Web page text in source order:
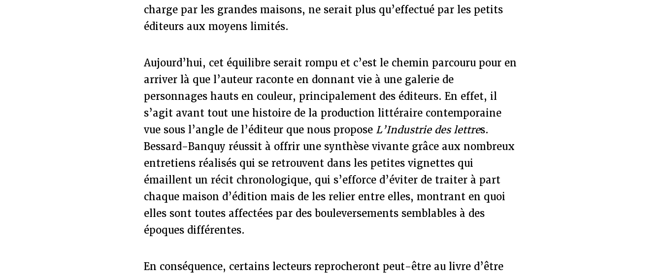
charge par les grandes maisons, ne serait plus qu’effectué par les petits
éditeurs aux moyens limités.
Aujourd’hui, cet équilibre serait rompu et c’est le chemin parcouru pour en
arriver là que l’auteur raconte en donnant vie à une galerie de
personnages hauts en couleur, principalement des éditeurs. En effet, il
s’agit avant tout une histoire de la production littéraire contemporaine
vue sous l’angle de l’éditeur que nous propose L’Industrie des lettres.
Bessard-Banquy réussit à offrir une synthèse vivante grâce aux nombreux
entretiens réalisés qui se retrouvent dans les petites vignettes qui
émaillent un récit chronologique, qui s’efforce d’éviter de traiter à part
chaque maison d’édition mais de les relier entre elles, montrant en quoi
elles sont toutes affectées par des bouleversements semblables à des
époques différentes.
En conséquence, certains lecteurs reprocheront peut-être au livre d’être